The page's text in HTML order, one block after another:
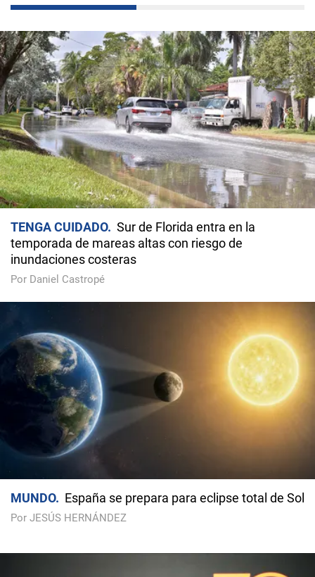
TENGA CUIDADO
Sur de Florida entra en la
temporada de mareas altas con riesgo de
inundaciones costeras
Por Daniel Castropé
MUNDO España se prepara para eclipse total de Sol
Por JESÚS HERNÁNDEZ